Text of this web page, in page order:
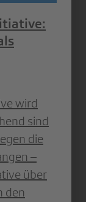
wird
sind
die
–
über
den